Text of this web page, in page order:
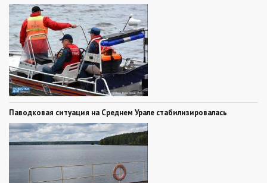
Паводковая ситуация на Среднем Урале стабилизировалась